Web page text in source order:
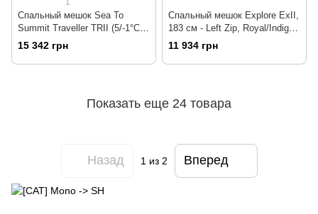
Спальный мешок Sea To
Summit Traveller TRII (5/-1°C),
198 см - Left Zip, Teal (STS
15 342 грн
Спальный мешок Explore ExII,
183 см - Left Zip, Royal/Indigo
от Sea to Summit (STS AEX2-
11 934 грн
Показать еще 24 товара
Назад 1 из 2 Вперед